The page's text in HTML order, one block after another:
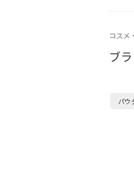
コスメ
ブ
パウ